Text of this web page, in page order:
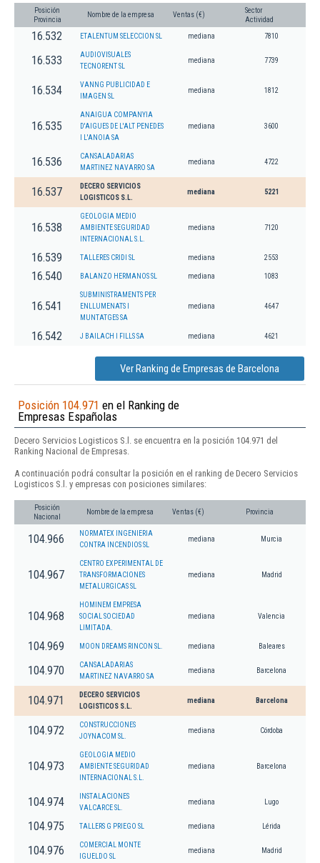
Posición
Provincia
Nombre de la empresa Ventas (€)
Sector
Actividad
16.532 ETALENTUM SELECCION SL mediana 7810
16.533
AUDIOVISUALES
TECNORENT SL
mediana 7739
16.534
VANNG PUBLICIDAD E
IMAGEN SL
mediana 1812
16.535
ANAIGUA COMPANYIA
D'AIGUES DE L'ALT PENEDES
I L'ANOIA SA
mediana 3600
16.536
CANSALADARIAS
MARTINEZ NAVARRO SA
mediana 4722
16.537
DECERO SERVICIOS
LOGISTICOS S.L.
mediana 5221
16.538
GEOLOGIA MEDIO
AMBIENTE SEGURIDAD
INTERNACIONAL S.L.
mediana 7120
16.539 TALLERES CRIDI SL mediana 2553
16.540 BALANZO HERMANOS SL mediana 1083
16.541
SUBMINISTRAMENTS PER
ENLLUMENATS I
MUNTATGES SA
mediana 4647
16.542 J BAILACH I FILLS SA mediana 4621
Ver Ranking de Empresas de Barcelona
Posición 104.971 en el Ranking de
Empresas Españolas
Decero Servicios Logisticos S.l. se encuentra en la posición 104.971 del
Ranking Nacional de Empresas.
A continuación podrá consultar la posición en el ranking de Decero Servicios
Logisticos S.l. y empresas con posiciones similares:
Posición
Nacional
Nombre de la empresa Ventas (€) Provincia
104.966
NORMATEX INGENIERIA
CONTRA INCENDIOS SL
mediana Murcia
104.967
CENTRO EXPERIMENTAL DE
TRANSFORMACIONES
METALURGICAS SL
mediana Madrid
104.968
HOMINEM EMPRESA
SOCIAL SOCIEDAD
LIMITADA.
mediana Valencia
104.969 MOON DREAMS RINCON SL. mediana Baleares
104.970
CANSALADARIAS
MARTINEZ NAVARRO SA
mediana Barcelona
104.971
DECERO SERVICIOS
LOGISTICOS S.L.
mediana Barcelona
104.972
CONSTRUCCIONES
JOYNACOM SL.
mediana Córdoba
104.973
GEOLOGIA MEDIO
AMBIENTE SEGURIDAD
INTERNACIONAL S.L.
mediana Barcelona
104.974
INSTALACIONES
VALCARCE SL.
mediana Lugo
104.975 TALLERS G PRIEGO SL mediana Lérida
104.976
COMERCIAL MONTE
IGUELDO SL
mediana Madrid